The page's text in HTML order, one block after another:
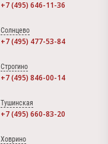
+7 (495) 646-11-36
Солнцево
+7 (495) 477-53-84
Строгино
+7 (495) 846-00-14
Тушинская
+7 (495) 660-83-20
Ховрино